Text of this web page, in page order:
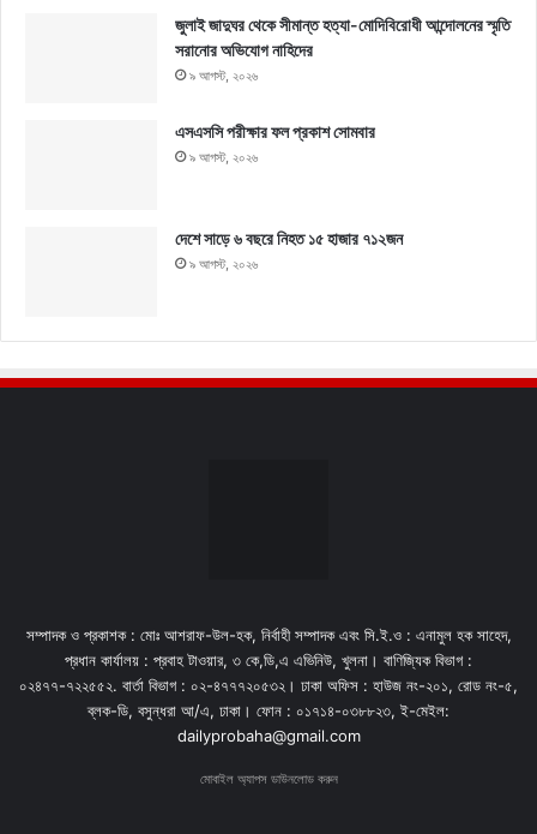
জুলাই জাদুঘর থেকে সীমান্ত হত্যা-মোদিবিরোধী আন্দোলনের স্মৃতি
সরানোর অভিযোগ নাহিদের
৯ আগস্ট, ২০২৬
এসএসসি পরীক্ষার ফল প্রকাশ সোমবার
৯ আগস্ট, ২০২৬
দেশে সাড়ে ৬ বছরে নিহত ১৫ হাজার ৭১২জন
৯ আগস্ট, ২০২৬
সম্পাদক ও প্রকাশক : মোঃ আশরাফ-উল-হক, নির্বাহী সম্পাদক এবং সি.ই.ও : এনামুল হক সাহেদ,
প্রধান কার্যালয় : প্রবাহ টাওয়ার, ৩ কে,ডি,এ এভিনিউ, খুলনা। বাণিজ্যিক বিভাগ :
০২৪৭৭-৭২২৫৫২. বার্তা বিভাগ : ০২-৪৭৭৭২০৫৩২। ঢাকা অফিস : হাউজ নং-২০১, রোড নং-৫,
ব্লক-ডি, বসুন্ধরা আ/এ, ঢাকা। ফোন : ০১৭১৪-০৩৮৮২৩, ই-মেইল:
dailyprobaha@gmail.com
মোবাইল অ্যাপস ডাউনলোড করুন